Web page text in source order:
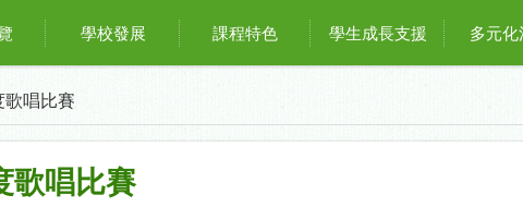
學校發展 課程特色 學生成長支援 多元化
唱比賽
歌唱比賽